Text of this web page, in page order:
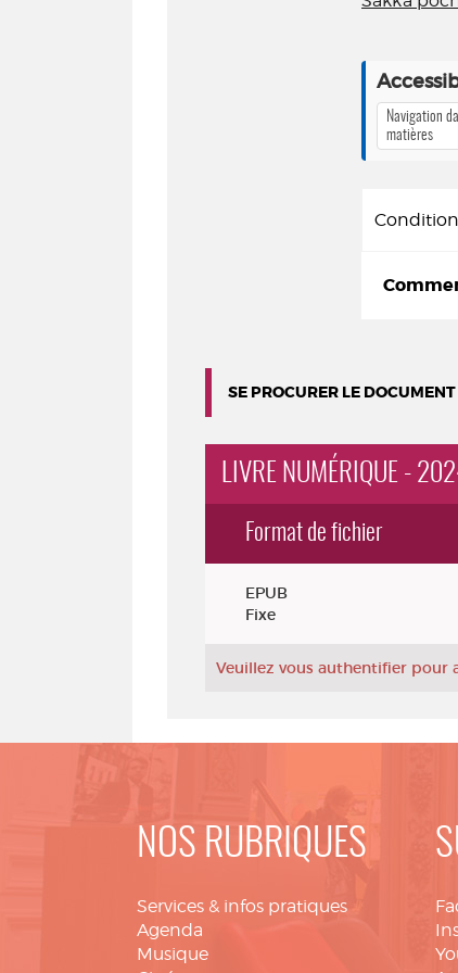
Navigation
matières
SE PROCURER LE DOCUMENT
LIVRE NUMÉRIQUE -
Format de fichier
EPUB
Fixe
Veuillez vous authentifier pour
NOS RUBRIQUES
Services & infos pratiques
Agenda
Musique